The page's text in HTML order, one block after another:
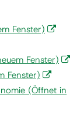
Fenster)
Fenster)
Fenster)
(Öffnet in